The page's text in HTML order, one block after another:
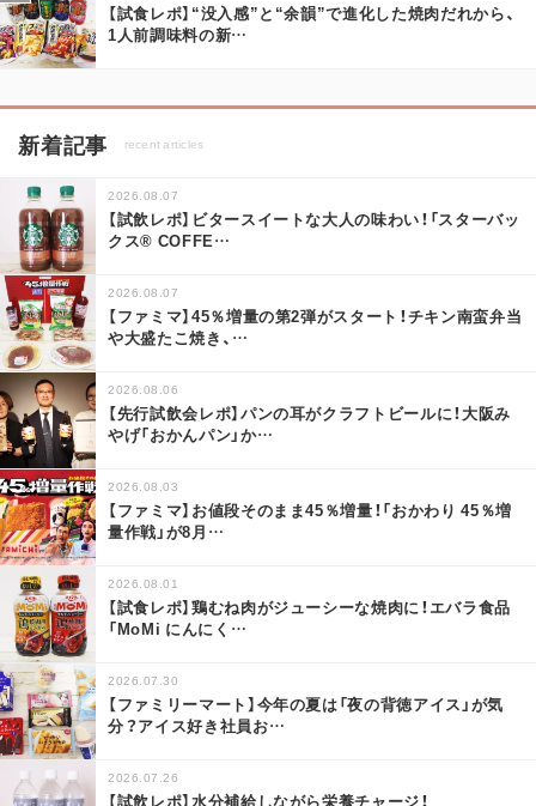
【試食レポ】“没入感”と“余韻”で進化した焼肉だれから、
1人前調味料の新…
新着記事 recent articles
2026.08.07
【試飲レポ】ビタースイートな大人の味わい！「スターバッ
クス® COFFE…
2026.08.07
【ファミマ】45％増量の第2弾がスタート！チキン南蛮弁当
や大盛たこ焼き、 …
2026.08.06
【先行試飲会レポ】パンの耳がクラフトビールに！大阪み
やげ「おかんパン」か…
2026.08.03
【ファミマ】お値段そのまま45％増量！「おかわり 45％増
量作戦」が8月 …
2026.08.01
【試食レポ】鶏むね肉がジューシーな焼肉に！エバラ食品
「MoMi にんにく …
2026.07.30
【ファミリーマート】今年の夏は「夜の背徳アイス」が気
分？アイス好き社員お…
2026.07.26
【試飲レポ】水分補給しながら栄養チャージ！